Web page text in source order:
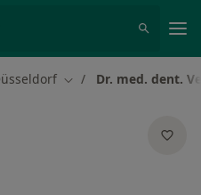
Stadt ändern
Dr. med. dent.